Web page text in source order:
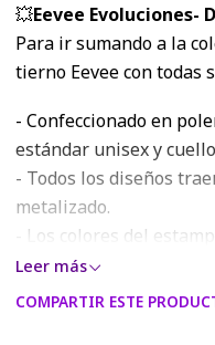
💥Eevee Evoluciones-
Para ir sumando a la
tierno Eevee con todas
- Confeccionado en
estándar unisex y
- Todos los diseños
metalizado.
- Los colores del
a los visualizados en la
debido a la resolución
Leer más
COMPARTIR ESTE